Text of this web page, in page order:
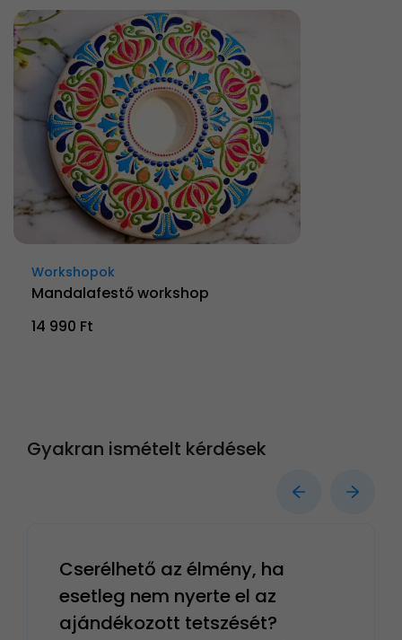
Workshopok
Mandalafestő workshop
14 990 Ft
Gyakran ismételt kérdések
Cserélhető az élmény, ha
esetleg nem nyerte el az
ajándékozott tetszését?